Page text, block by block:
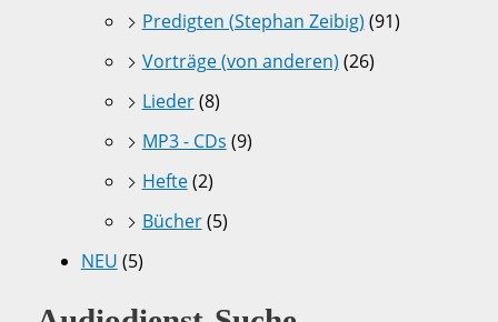
Predigten (Stephan Zeibig) (91)
Vorträge (von anderen) (26)
Lieder(8)
MP3 - CDs (9)
Hefte(2)
Bücher(5)
NEU (5)